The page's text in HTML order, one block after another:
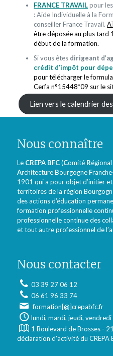
FRANCE TRAVAILpour
: Aide Individuelle à la
conseiller France Travail.
être déposée au plus tard
début de la formation.
Si vous êtes dirigeant
crédit d’impôt pour
pour télécharger le
Cerfa n°15448*09 sur le
Lien vers le calendrier
Nous connaître
Le CREPA BFC(Comité Régional
Architecture Bourgogne F
1901 qui a pour objet d’initier
territoires de la région
des actions d’éducation
formation professionnelle
professionnelle continue des
et tout autre professionnel de
Nous contacter
03 39 27 06 12
06 61 96 33 74
formation[@]crepabfc.fr
lundi, mardi, jeudi, vendredi
1 Boulevard de Brosses -
déclaration d'activité du CREPA